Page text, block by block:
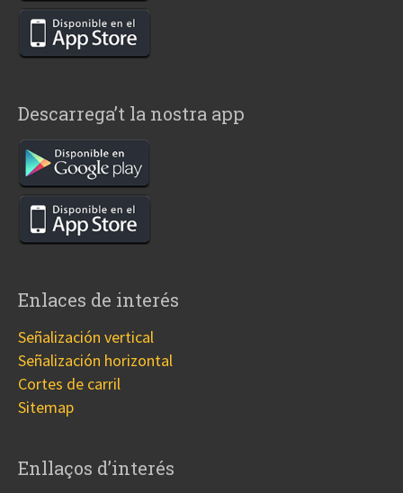
Descarrega’t la nostra app
Enlaces de interés
Señalización vertical
Señalización horizontal
Cortes de carril
Sitemap
Enllaços d’interés